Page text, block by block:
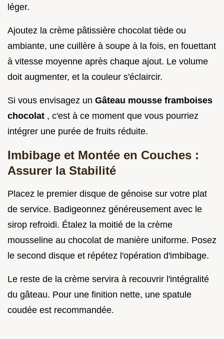
léger.
Ajoutez la crème pâtissière chocolat tiède ou
ambiante, une cuillère à soupe à la fois, en fouettant
à vitesse moyenne après chaque ajout. Le volume
doit augmenter, et la couleur s'éclaircir.
Si vous envisagez un Gâteau mousse framboises
chocolat , c'est à ce moment que vous pourriez
intégrer une purée de fruits réduite.
Imbibage et Montée en Couches :
Assurer la Stabilité
Placez le premier disque de génoise sur votre plat
de service. Badigeonnez généreusement avec le
sirop refroidi. Étalez la moitié de la crème
mousseline au chocolat de manière uniforme. Posez
le second disque et répétez l'opération d'imbibage.
Le reste de la crème servira à recouvrir l'intégralité
du gâteau. Pour une finition nette, une spatule
coudée est recommandée.